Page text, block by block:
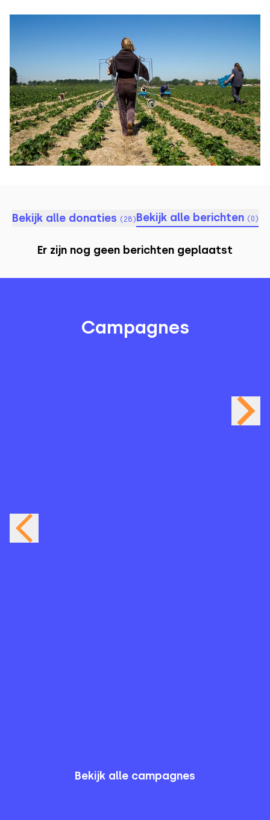
Bekijk alle donaties (28)Bekijk alle berichten (0)
Er zijn nog geen berichten geplaatst
Campagnes
Bekijk alle campagnes